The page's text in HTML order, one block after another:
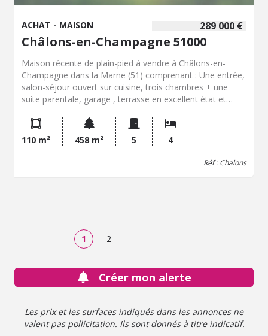
289 000 €
ACHAT - MAISON
Châlons-en-Champagne 51000
Maison récente de plain-pied à vendre à Châlons-en-
Champagne dans la Marne (51) comprenant : Une entrée,
salon-séjour ouvert sur cuisine, trois chambres + une
suite parentale, garage , terrasse en excellent état et
110 m² 458 m² 5 4
Réf : Chalons
1 2
Créer mon alerte
Les prix et les surfaces indiqués dans les annonces ne
valent pas pollicitation. Ils sont donnés à titre indicatif.